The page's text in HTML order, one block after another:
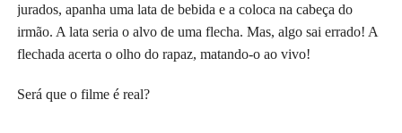
jurados, apanha uma lata de bebida e a coloca na cabeça do
irmão. A lata seria o alvo de uma flecha. Mas, algo sai errado! A
flechada acerta o olho do rapaz, matando-o ao vivo!
Será que o filme é real?